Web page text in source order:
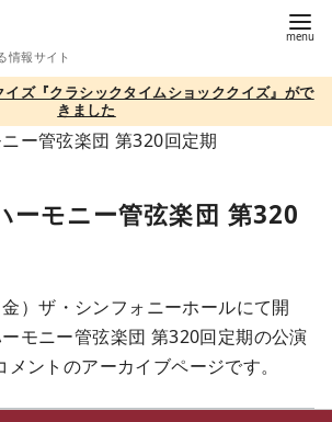
情報サイト
ズ『クラシックタイムショッククイズ』がで
きました
ーモニー管弦楽団 第320
）ザ・シンフォニーホールにて開
モニー管弦楽団 第320回定期の公演
ントのアーカイブページです。